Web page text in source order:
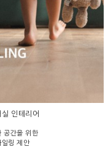
인테리어
공간을 위한
일링 제안